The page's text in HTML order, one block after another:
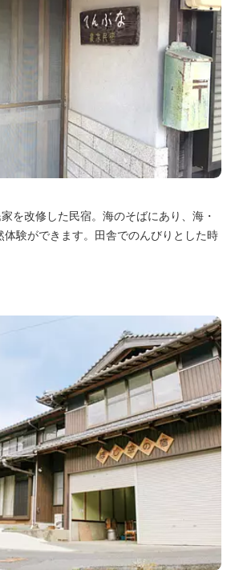
を改修した民宿。海のそばにあり、海・
験ができます。田舎でのんびりとした時